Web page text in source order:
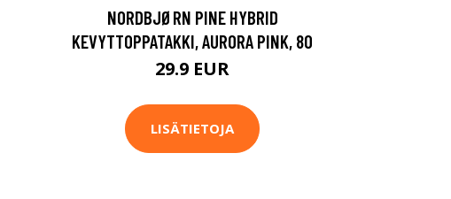
NORDBJØRN PINE HYBRID
KEVYTTOPPATAKKI, AURORA PINK, 80
29.9 EUR
LISÄTIETOJA